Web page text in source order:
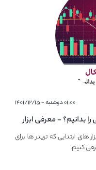
۰۱:۰۰ دوشنبه - ۱۴۰۱/۱۲/۱۵
برای تحلیل تکنیکال باید چه چیز هایی را بدانیم؟ - معرفی ابزار
های ابتدایی که تریدر ها برای
کنیم.